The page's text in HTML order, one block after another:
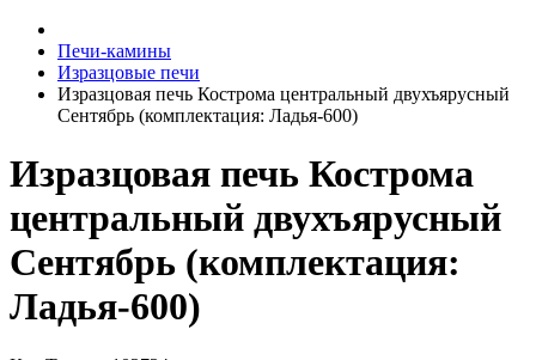
Печи-камины
Изразцовые печи
Изразцовая печь Кострома центральный двухъярусный
Сентябрь (комплектация: Ладья-600)
Изразцовая печь Кострома
центральный двухъярусный
Сентябрь (комплектация:
Ладья-600)